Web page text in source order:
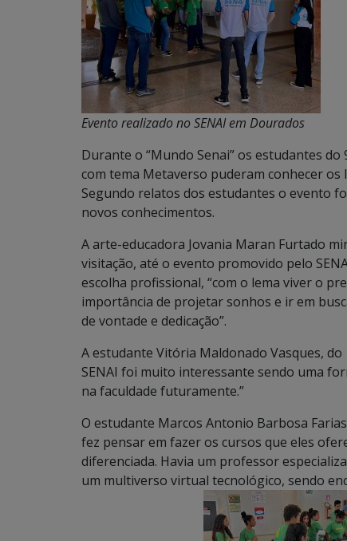
Evento realizado no SENAI em Dourados
Durante o “Mundo Senai” os estudantes
com tema Metaverso puderam conhecer
Segundo relatos dos estudantes o evento
novos conhecimentos.
A arte-educadora Jovania Maran Furtado
visitação, até o evento promovido pelo
escolha profissional, “com o lema viver o
importância de projetar sonhos e ir em
de vontade e dedicação”.
A estudante Vitória Maldonado Vasques, do
SENAI foi muito interessante sendo uma
na faculdade futuramente.”
O estudante Marcos Antonio Barbosa Farias
fez pensar em fazer os cursos que eles
diferenciada. Havia um professor
um multiverso virtual tecnológico, sendo